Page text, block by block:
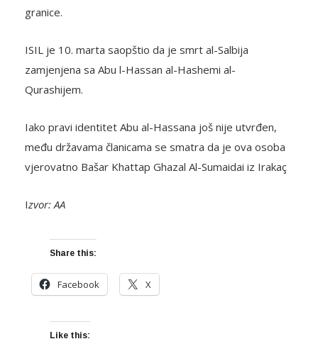
granice.
ISIL je 10. marta saopštio da je smrt al-Salbija
zamjenjena sa Abu l-Hassan al-Hashemi al-
Qurashijem.
Iako pravi identitet Abu al-Hassana još nije utvrđen,
među državama članicama se smatra da je ova osoba
vjerovatno Bašar Khattap Ghazal Al-Sumaidai iz Irakaç
Izvor: AA
Share this:
Facebook X
Like this: